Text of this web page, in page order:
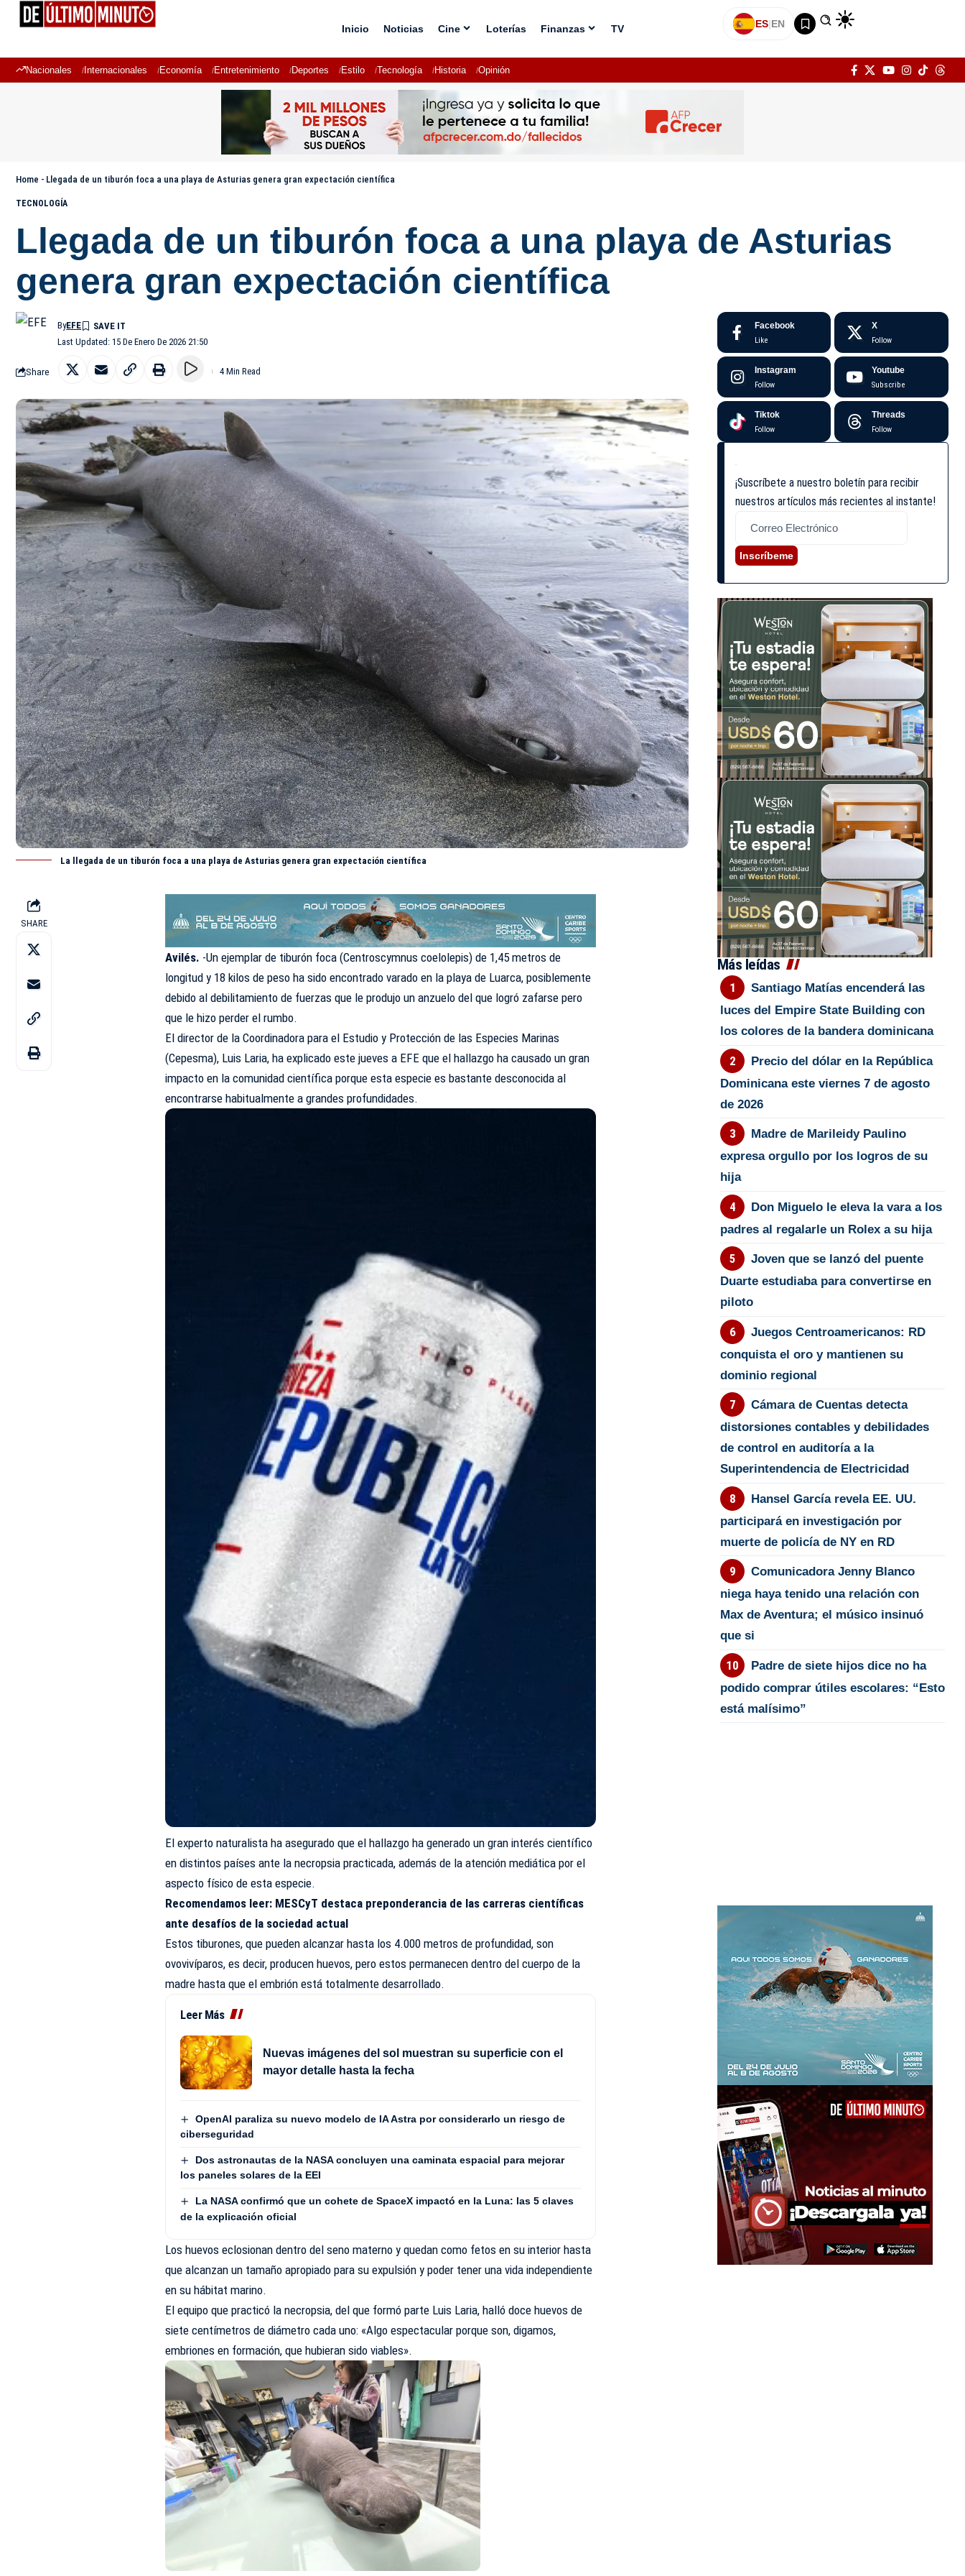
Inicio Noticias Cine Loterías Finanzas TV ES|EN
Nacionales Internacionales Economía Entretenimiento Deportes Estilo Tecnología Historia Opinión
Home - Llegada de un tiburón foca a una playa de Asturias genera gran expectación científica
TECNOLOGÍA
Llegada de un tiburón foca a una playa de Asturias
genera gran expectación científica
Last Updated: 15 De Enero De 2026 21:50
ByEFE
Share 4 Min Read
La llegada de un tiburón foca a una playa de Asturias genera gran expectación científica
SHARE
Avilés. -Un ejemplar de tiburón foca (Centroscymnus coelolepis) de 1,45 metros de
longitud y 18 kilos de peso ha sido encontrado varado en la playa de Luarca, posiblemente
debido al debilitamiento de fuerzas que le produjo un anzuelo del que logró zafarse pero
que le hizo perder el rumbo.
El director de la Coordinadora para el Estudio y Protección de las Especies Marinas
(Cepesma), Luis Laria, ha explicado este jueves a EFE que el hallazgo ha causado un gran
impacto en la comunidad científica porque esta especie es bastante desconocida al
encontrarse habitualmente a grandes profundidades.
El experto naturalista ha asegurado que el hallazgo ha generado un gran interés científico
en distintos países ante la necropsia practicada, además de la atención mediática por el
aspecto físico de esta especie.
Recomendamos leer: MESCyT destaca preponderancia de las carreras científicas
ante desafíos de la sociedad actual
Estos tiburones, que pueden alcanzar hasta los 4.000 metros de profundidad, son
ovovivíparos, es decir, producen huevos, pero estos permanecen dentro del cuerpo de la
madre hasta que el embrión está totalmente desarrollado.
Leer Más
Nuevas imágenes del sol muestran su superficie con el
mayor detalle hasta la fecha
OpenAI paraliza su nuevo modelo de IA Astra por considerarlo un riesgo de
ciberseguridad
Dos astronautas de la NASA concluyen una caminata espacial para mejorar
los paneles solares de la EEI
La NASA confirmó que un cohete de SpaceX impactó en la Luna: las 5 claves
de la explicación oficial
Los huevos eclosionan dentro del seno materno y quedan como fetos en su interior hasta
que alcanzan un tamaño apropiado para su expulsión y poder tener una vida independiente
en su hábitat marino.
El equipo que practicó la necropsia, del que formó parte Luis Laria, halló doce huevos de
siete centímetros de diámetro cada uno: «Algo espectacular porque son, digamos,
embriones en formación, que hubieran sido viables».
Facebook
Like
X
Follow
Instagram
Follow
Youtube
Subscribe
Tiktok
Follow
Threads
Follow
¡Suscríbete a nuestro boletín para recibir
nuestros artículos más recientes al instante!
Inscríbeme
Más leídas
Santiago Matías encenderá las
luces del Empire State Building con
los colores de la bandera dominicana
Precio del dólar en la República
Dominicana este viernes 7 de agosto
de 2026
Madre de Marileidy Paulino
expresa orgullo por los logros de su
hija
Don Miguelo le eleva la vara a los
padres al regalarle un Rolex a su hija
Joven que se lanzó del puente
Duarte estudiaba para convertirse en
piloto
Juegos Centroamericanos: RD
conquista el oro y mantienen su
dominio regional
Cámara de Cuentas detecta
distorsiones contables y debilidades
de control en auditoría a la
Superintendencia de Electricidad
Hansel García revela EE. UU.
participará en investigación por
muerte de policía de NY en RD
Comunicadora Jenny Blanco
niega haya tenido una relación con
Max de Aventura; el músico insinuó
que si
Padre de siete hijos dice no ha
podido comprar útiles escolares: “Esto
está malísimo”